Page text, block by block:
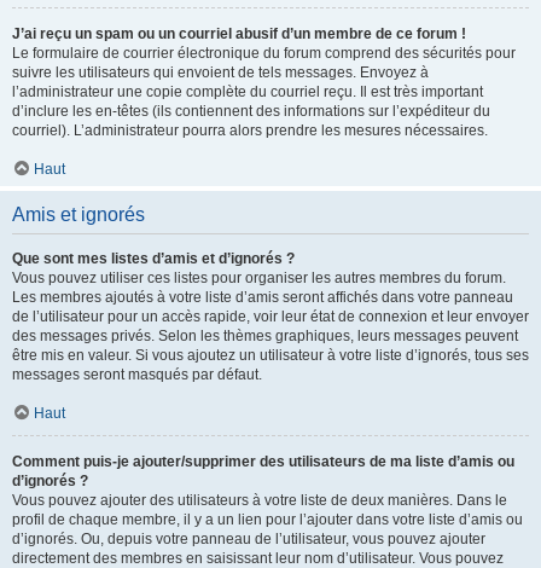
J’ai reçu un spam ou un courriel abusif d’un membre de ce forum !
Le formulaire de courrier électronique du forum comprend des sécurités pour
suivre les utilisateurs qui envoient de tels messages. Envoyez à
l’administrateur une copie complète du courriel reçu. Il est très important
d’inclure les en-têtes (ils contiennent des informations sur l’expéditeur du
courriel). L’administrateur pourra alors prendre les mesures nécessaires.
Haut
Amis et ignorés
Que sont mes listes d’amis et d’ignorés ?
Vous pouvez utiliser ces listes pour organiser les autres membres du forum.
Les membres ajoutés à votre liste d’amis seront affichés dans votre panneau
de l’utilisateur pour un accès rapide, voir leur état de connexion et leur envoyer
des messages privés. Selon les thèmes graphiques, leurs messages peuvent
être mis en valeur. Si vous ajoutez un utilisateur à votre liste d’ignorés, tous ses
messages seront masqués par défaut.
Haut
Comment puis-je ajouter/supprimer des utilisateurs de ma liste d’amis ou
d’ignorés ?
Vous pouvez ajouter des utilisateurs à votre liste de deux manières. Dans le
profil de chaque membre, il y a un lien pour l’ajouter dans votre liste d’amis ou
d’ignorés. Ou, depuis votre panneau de l’utilisateur, vous pouvez ajouter
directement des membres en saisissant leur nom d’utilisateur. Vous pouvez